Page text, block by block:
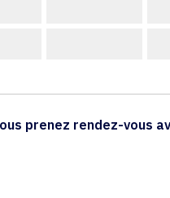
prenez rendez-vous